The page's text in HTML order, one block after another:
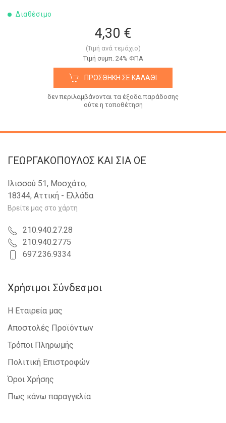
Διαθέσιμο
4,30 €
(Τιμή ανά τεμάχιο)
Tιμή συμπ. 24% ΦΠΑ
ΠΡΟΣΘΉΚΗ ΣΕ ΚΑΛΆΘΙ
δεν περιλαμβάνονται τα έξοδα παράδοσης
ούτε η τοποθέτηση
ΓΕΩΡΓΑΚΟΠΟΥΛΟΣ KAI ΣΙΑ OE
Ιλισσού 51, Μοσχάτο,
18344, Αττική - Ελλάδα
Βρείτε μας στο χάρτη
210.940.27.28
210.940.2775
697.236.9334
Χρήσιμοι Σύνδεσμοι
Η Εταιρεία μας
Αποστολές Προϊόντων
Τρόποι Πληρωμής
Πολιτική Επιστροφών
Όροι Χρήσης
Πως κάνω παραγγελία